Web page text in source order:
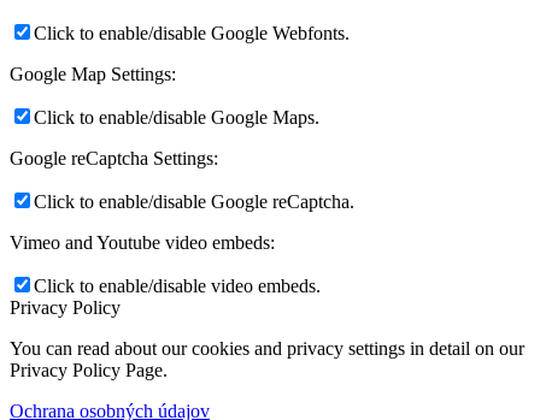
Click to enable/disable Google Webfonts.
Google Map Settings:
Click to enable/disable Google Maps.
Google reCaptcha Settings:
Click to enable/disable Google reCaptcha.
Vimeo and Youtube video embeds:
Click to enable/disable video embeds.
Privacy Policy
You can read about our cookies and privacy settings in detail on our
Privacy Policy Page.
Ochrana osobných údajov